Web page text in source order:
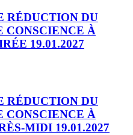
RÉDUCTION DU
CONSCIENCE À
19.01.2027
RÉDUCTION DU
CONSCIENCE À
MIDI 19.01.2027